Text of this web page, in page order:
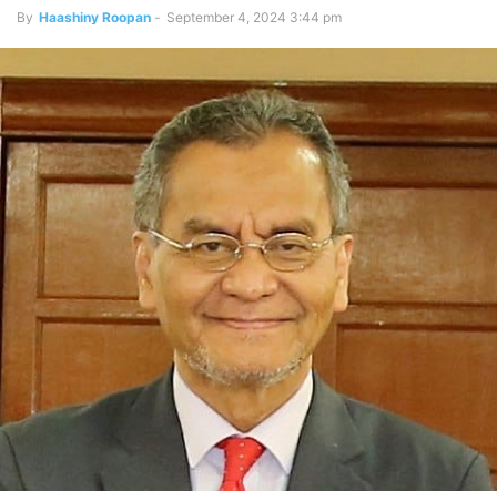
By Haashiny Roopan - September 4, 2024 3:44 pm